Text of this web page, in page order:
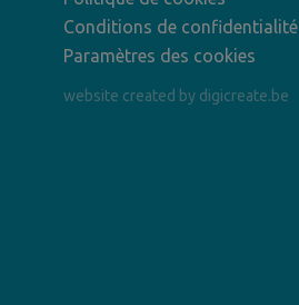
Conditions de confidentialité
Paramètres des cookies
website created by digicreate.be